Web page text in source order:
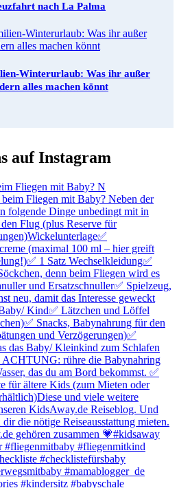
nach La Palma
Winterurlaub: Was ihr außer
alles machen könnt
auf Instagram
Fliegen mit Baby? N